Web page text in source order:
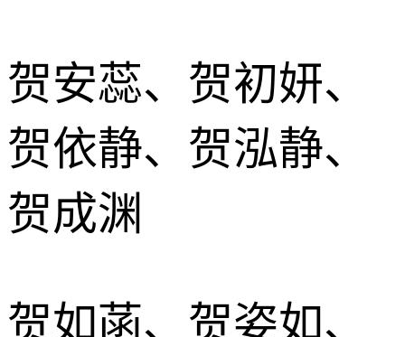
贺安蕊、贺初妍、
贺依静、贺泓静、
贺成渊
贺如菡、贺姿如、